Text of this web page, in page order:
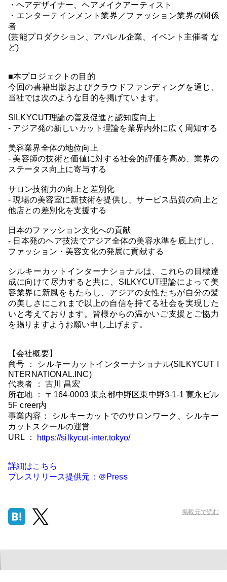
・ヘアデザイナー、ヘアメイクアーティスト
・エンターテインメント業界／ファッション業界の関係
者
(芸能プロダクション、アパレル企業、イベント主催者 な
ど)
■本プロジェクトの目的
今回の書籍出版およびクラウドファンディングを通じ、
当社では次のような目的を掲げています。
SILKYCUT理論の普及促進と認知度向上
- アジア発の新しいカット理論を業界内外に広く周知する
美容業界全体の地位向上
- 美容師の技術と価値に対する社会的評価を高め、業界の
ステータス向上に寄与する
サロン技術力の向上と差別化
- 現場の美容室に新技術を提供し、サービス品質の向上と
他店との差別化を支援する
日本のファッション文化への貢献
- 日本発のヘア技法でアジア全体の美容水準を底上げし、
ファッション・美容文化の発展に貢献する
シルキーカットインターナショナルは、これらの目標達
成に向けて尽力すると共に、SILKYCUT理論によって美
容業界に新風をもたらし、アジアの女性たちが自分の髪
の美しさにこれまで以上の自信を持てる社会を実現した
いと考えております。皆様からの温かいご支援とご協力
を賜りますようお願い申し上げます。
【会社概要】
商号 ： シルキーカットインターナショナル(SILKYCUT I
NTERNATIONAL.INC)
代表者 ： 古川 昌宏
所在地 ： 〒164-0003 東京都中野区東中野3-1-1 寛永ビル
5F creer内
事業内容： シルキーカットでのサロンワーク、シルキー
カットスクールの運営
URL ：
https://silkycut-inter.tokyo/
詳細はこちら
プレスリリース提供元：＠Press
掲載元で読む